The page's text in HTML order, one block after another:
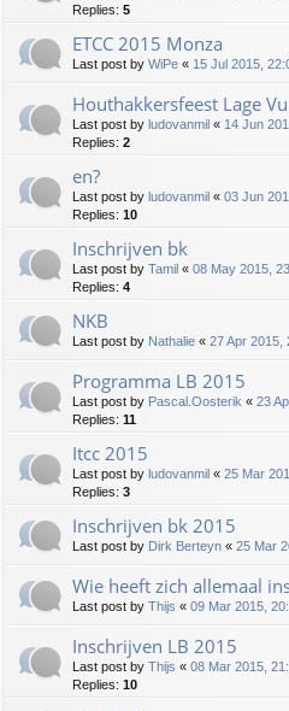
Replies: 5
ETCC 2015 Monza
Last post by WiPe « 15 Jul 2015,
Houthakkersfeest Lage
Last post by ludovanmil « 14 Jun
Replies: 2
en?
Last post by ludovanmil « 03 Jun
Replies: 10
Inschrijven bk
Last post by Tamil « 08 May 2015,
Replies: 4
NKB
Last post by Nathalie « 27 Apr 2015,
Programma LB 2015
Last post by Pascal.Oosterik « 23
Replies: 11
Itcc 2015
Last post by ludovanmil « 25 Mar
Replies: 3
Inschrijven bk 2015
Last post by Dirk Berteyn « 25 Mar
Wie heeft zich allemaal
Last post by Thijs « 09 Mar 2015,
Inschrijven LB 2015
Last post by Thijs « 08 Mar 2015,
Replies: 10